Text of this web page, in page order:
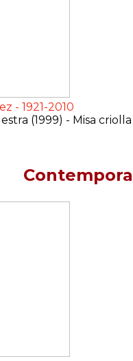
- 1921-2010
(1999) - Misa criolla